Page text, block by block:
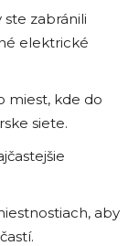
ste zabránili
elektrické
miest, kde do
siete.
aby